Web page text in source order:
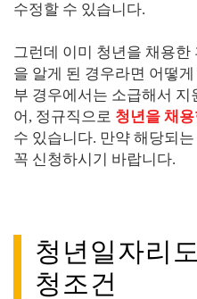
수정할 수 있습니다.
그런데 이미 청년을 채용
을 알게 된 경우라면 어떻
부 경우에서는 소급해서
어, 정규직으로 청년을 채
수 있습니다. 만약 해당되
꼭 신청하시기 바랍니다.
청년일자리
청조건